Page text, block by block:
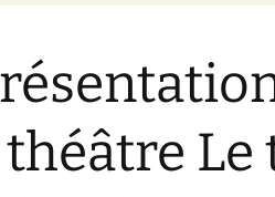
L’atelier d’expression et
de création musicale